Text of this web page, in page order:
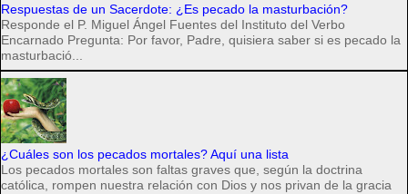
Respuestas de un Sacerdote: ¿Es pecado la masturbación?
Responde el P. Miguel Ángel Fuentes del Instituto del Verbo
Encarnado Pregunta: Por favor, Padre, quisiera saber si es pecado la
masturbació...
¿Cuáles son los pecados mortales? Aquí una lista
Los pecados mortales son faltas graves que, según la doctrina
católica, rompen nuestra relación con Dios y nos privan de la gracia